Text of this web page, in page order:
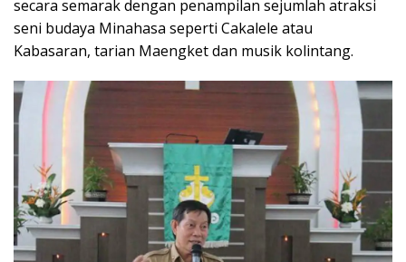
secara semarak dengan penampilan sejumlah atraksi
seni budaya Minahasa seperti Cakalele atau
Kabasaran, tarian Maengket dan musik kolintang.